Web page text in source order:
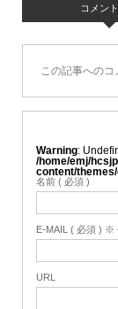
コメン
この記事へのコ
Warning :
/home/emj/
content/
名前 ( 必須 )
E-MAIL ( 必須 ) ※
URL